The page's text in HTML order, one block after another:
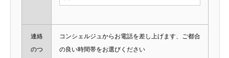
連絡
のつ
コンシェルジュからお電話を差し上げます、ご都合
の良い時間帯をお選びください